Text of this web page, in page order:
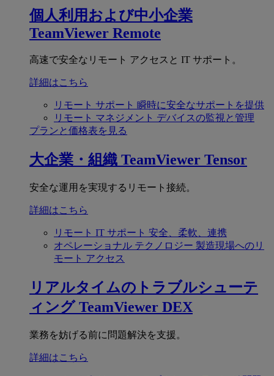
個人利用および中小企業
TeamViewer Remote
高速で安全なリモート アクセスと IT サポート。
詳細はこちら
リモート サポート 瞬時に安全なサポートを提供
リモート マネジメント デバイスの監視と管理
プランと価格表を見る
大企業・組織 TeamViewer Tensor
安全な運用を実現するリモート接続。
詳細はこちら
リモート IT サポート 安全、柔軟、連携
オペレーショナル テクノロジー 製造現場へのリ
モート アクセス
リアルタイムのトラブルシューテ
ィング TeamViewer DEX
業務を妨げる前に問題解決を支援。
詳細はこちら